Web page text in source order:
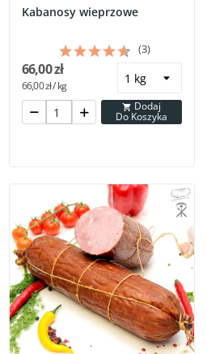
Kabanosy wieprzowe
(3)

Do Koszyka
66,00 zł
66,00 zł / kg